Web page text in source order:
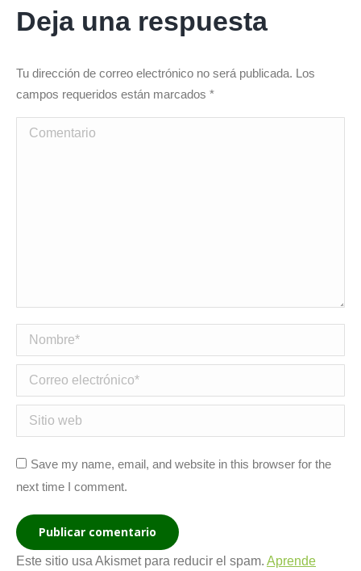
Deja una respuesta
Tu dirección de correo electrónico no será publicada. Los
campos requeridos están marcados *
Comentario
Nombre *
Correo electrónico *
Sitio web
Save my name, email, and website in this browser for the
next time I comment.
Publicar comentario
Este sitio usa Akismet para reducir el spam. Aprende